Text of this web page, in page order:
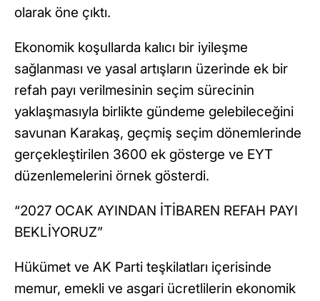
olarak öne çıktı.
Ekonomik koşullarda kalıcı bir iyileşme
sağlanması ve yasal artışların üzerinde ek bir
refah payı verilmesinin seçim sürecinin
yaklaşmasıyla birlikte gündeme gelebileceğini
savunan Karakaş, geçmiş seçim dönemlerinde
gerçekleştirilen 3600 ek gösterge ve EYT
düzenlemelerini örnek gösterdi.
“2027 OCAK AYINDAN İTİBAREN REFAH PAYI
BEKLİYORUZ”
Hükümet ve AK Parti teşkilatları içerisinde
memur, emekli ve asgari ücretlilerin ekonomik